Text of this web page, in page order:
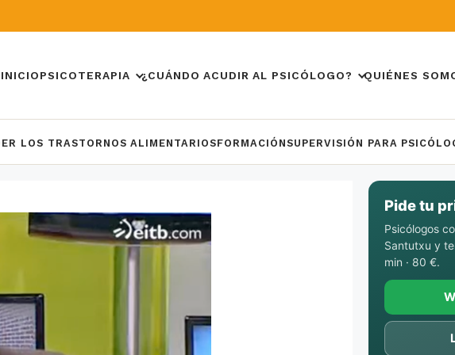
INICIOPSICOTERAPIA ¿CUÁNDO ACUDIR AL PSICÓLOGO? QUIÉNES
LOS TRASTORNOS ALIMENTARIOSFORMACIÓNSUPERVISIÓN PARA
Pide tu
Psicólogos
Santutxu y
min · 80 €.